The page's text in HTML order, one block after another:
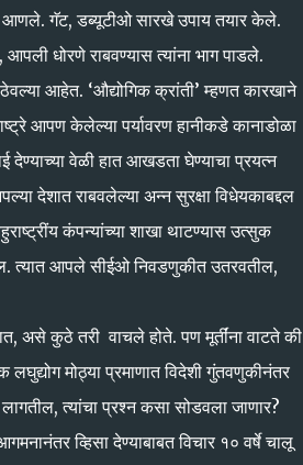
आणले. गॅट, डब्यूटीओ सारखे उपाय तयार केले.
धोरणे राबवण्यास त्यांना भाग पाडले.
आहेत. ‘औद्योगिक क्रांती’ म्हणत कारखाने
आपण केलेल्या पर्यावरण हानीकडे कानाडोळा
देण्याच्या वेळी हात आखडता घेण्याचा प्रयत्न
देशात राबवलेल्या अन्न सुरक्षा विधेयकाबद्दल
कंपन्यांच्या शाखा थाटण्यास उत्सुक
त्यात आपले सीईओ निवडणुकीत उतरवतील,
असे कुठे तरी वाचले होते. पण मूर्तींना वाटते की
लघुद्योग मोठ्या प्रमाणात विदेशी गुंतवणुकीनंतर
त्यांचा प्रश्‍न कसा सोडवला जाणार?
व्हिसा देण्याबाबत विचार १० वर्षे चालू